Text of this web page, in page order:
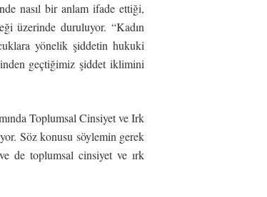
nasıl bir anlam ifade ettiği,
üzerinde duruluyor. “Kadın
yönelik şiddetin hukuki
geçtiğimiz şiddet iklimini
Toplumsal Cinsiyet ve Irk
Söz konusu söylemin gerek
de toplumsal cinsiyet ve ırk